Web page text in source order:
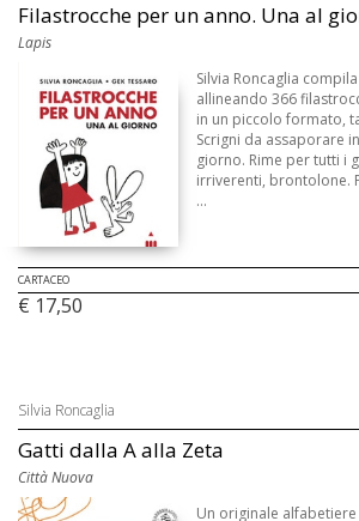
Filastrocche per un anno. Una al
Lapis
Silvia Roncaglia
allineando 366
in un piccolo formato,
Scrigni da assaporare
giorno. Rime per tutti i
irriverenti, brontolone.
...
CARTACEO
€ 17,50
Silvia Roncaglia
Gatti dalla A alla Zeta
Città Nuova
Un originale